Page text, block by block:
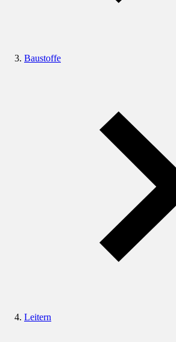
Baustoffe
Leitern